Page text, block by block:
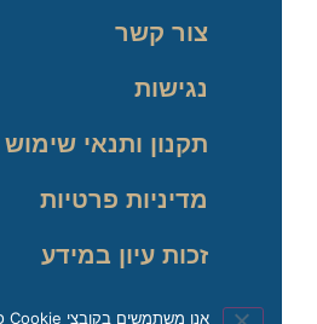
צור קשר
נגישות
תקנון ותנאי שימוש
מדיניות פרטיות
זכות עיון במידע
אנו משתמשים בקובצי Cookie כדי לשפר את חוויית הגלישה שלך, לנתח תעבורה ולהתאים את התוכן באופן אישי. בהמשך השימוש באתר, את/ה מאשר/ת את השימוש שלנו בקובצי Cookie